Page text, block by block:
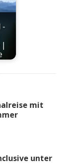
-
mit
unter